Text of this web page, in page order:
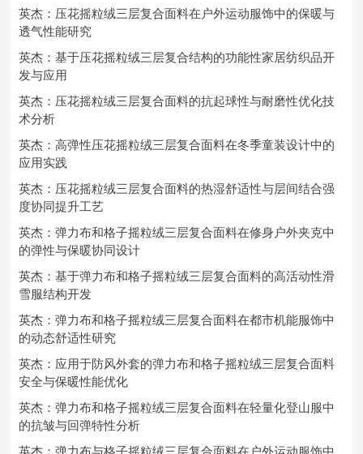
英杰：压花摇粒绒三层复合面料在户外运动服饰中的保暖与
透气性能研究
英杰：基于压花摇粒绒三层复合结构的功能性家居纺织品开
发与应用
英杰：压花摇粒绒三层复合面料的抗起球性与耐磨性优化技
术分析
英杰：高弹性压花摇粒绒三层复合面料在冬季童装设计中的
应用实践
英杰：压花摇粒绒三层复合面料的热湿舒适性与层间结合强
度协同提升工艺
英杰：弹力布和格子摇粒绒三层复合面料在修身户外夹克中
的弹性与保暖协同设计
英杰：基于弹力布和格子摇粒绒三层复合面料的高活动性滑
雪服结构开发
英杰：弹力布和格子摇粒绒三层复合面料在都市机能服饰中
的动态舒适性研究
英杰：应用于防风外套的弹力布和格子摇粒绒三层复合面料
安全与保暖性能优化
英杰：弹力布和格子摇粒绒三层复合面料在轻量化登山服中
的抗皱与回弹特性分析
英杰：弹力布与格子摇粒绒三层复合面料在户外运动服饰中